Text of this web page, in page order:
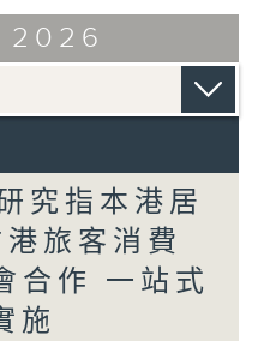
2026
究指本港居
旅客消費
合作 一站式
施